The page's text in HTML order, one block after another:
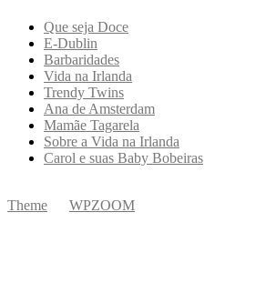
Que seja Doce
E-Dublin
Barbaridades
Vida na Irlanda
Trendy Twins
Ana de Amsterdam
Mamãe Tagarela
Sobre a Vida na Irlanda
Carol e suas Baby Bobeiras
Theme
WPZOOM